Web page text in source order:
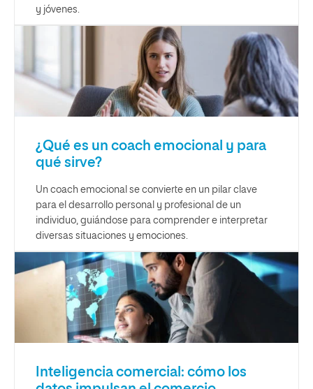
y jóvenes.
¿Qué es un coach emocional y para
qué sirve?
Un coach emocional se convierte en un pilar clave
para el desarrollo personal y profesional de un
individuo, guiándose para comprender e interpretar
diversas situaciones y emociones.
Inteligencia comercial: cómo los